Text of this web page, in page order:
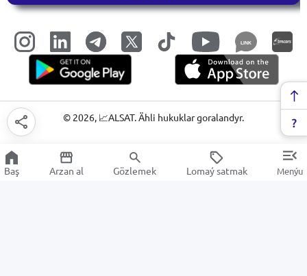
LINK
© 2026, 📈ALSAT. Ähli hukuklar goralandyr.
Baş Arzan al Gözlemek Lomaý satmak Menýu